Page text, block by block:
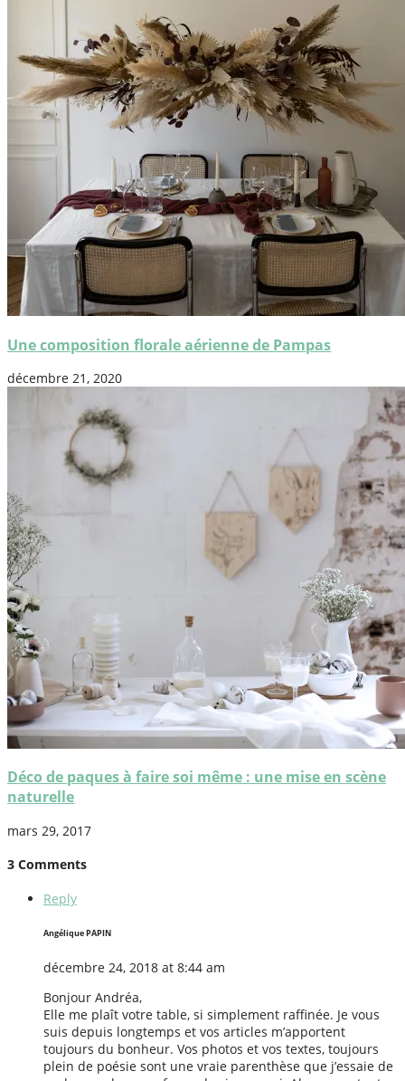
Une composition florale aérienne de Pampas
décembre 21, 2020
Déco de paques à faire soi même : une mise en scène
naturelle
mars 29, 2017
3 Comments
Reply
Angélique PAPIN
décembre 24, 2018 at 8:44 am
Bonjour Andréa,
Elle me plaît votre table, si simplement raffinée. Je vous
suis depuis longtemps et vos articles m’apportent
toujours du bonheur. Vos photos et vos textes, toujours
plein de poésie sont une vraie parenthèse que j’essaie de